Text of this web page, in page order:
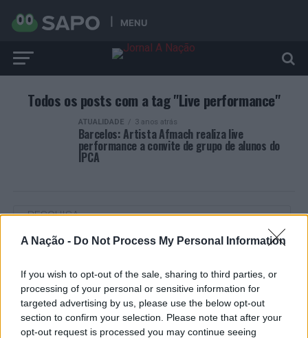
A Nação - Do Not Process My Personal Information
If you wish to opt-out of the sale, sharing to third parties, or
processing of your personal or sensitive information for
targeted advertising by us, please use the below opt-out
section to confirm your selection. Please note that after your
opt-out request is processed you may continue seeing
MENU
Todos os posts com a tag "Live performance"
ATUALIDADE 3 anos atrás
Barcelos: Artista Afmach realiza live
performance a convite de grupo de alunos do
IPCA
Castelo Branco: “Bienal Internacional de Artes e Ofícios”
promete afirmar artesanato, património e inovação como
“motores de desenvolvimento económico e cultural” do
município português